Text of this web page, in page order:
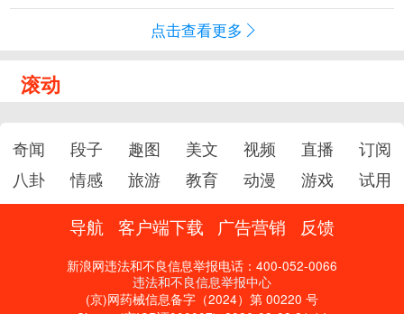
点击查看更多
滚动
奇闻 段子 趣图 美文 视频 直播
订阅
八卦
情感 旅游 教育 动漫 游戏 试用
导航 客户端下载 广告营销 反馈
新浪网违法和不良信息举报电话：400-052-0066
违法和不良信息举报中心
(京)网药械信息备字（2024）第 00220 号